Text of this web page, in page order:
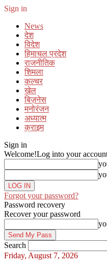
Sign in
News
देश
विदेश
हिमाचल प्रदेश
राजनीतिक
शिमला
कल्चर
खेल
बिज़नेस
मनोरंजन
अध्यात्म
क्राइम
Sign in
Welcome!Log into your
Forgot your password?
Password recovery
Recover your password
Search
Friday, August 7, 2026